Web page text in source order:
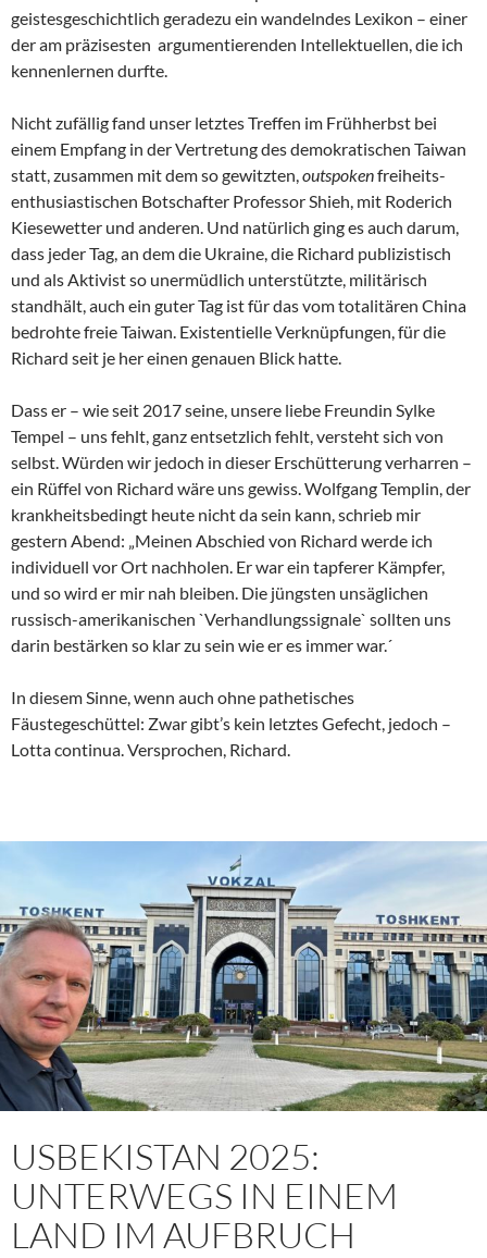
geistesgeschichtlich geradezu ein wandelndes Lexikon – einer
der am präzisesten argumentierenden Intellektuellen, die ich
kennenlernen durfte.
Nicht zufällig fand unser letztes Treffen im Frühherbst bei
einem Empfang in der Vertretung des demokratischen Taiwan
statt, zusammen mit dem so gewitzten,outspokenfreiheits-
enthusiastischen Botschafter Professor Shieh, mit Roderich
Kiesewetter und anderen. Und natürlich ging es auch darum,
dass jeder Tag, an dem die Ukraine, die Richard publizistisch
und als Aktivist so unermüdlich unterstützte, militärisch
standhält, auch ein guter Tag ist für das vom totalitären China
bedrohte freie Taiwan. Existentielle Verknüpfungen, für die
Richard seit je her einen genauen Blick hatte.
Dass er – wie seit 2017 seine, unsere liebe Freundin Sylke
Tempel – uns fehlt, ganz entsetzlich fehlt, versteht sich von
selbst. Würden wir jedoch in dieser Erschütterung verharren –
ein Rüffel von Richard wäre uns gewiss. Wolfgang Templin, der
krankheitsbedingt heute nicht da sein kann, schrieb mir
gestern Abend: „Meinen Abschied von Richard werde ich
individuell vor Ort nachholen. Er war ein tapferer Kämpfer,
und so wird er mir nah bleiben. Die jüngsten unsäglichen
russisch-amerikanischen `Verhandlungssignale` sollten uns
darin bestärken so klar zu sein wie er es immer war.´
In diesem Sinne, wenn auch ohne pathetisches
Fäustegeschüttel: Zwar gibt’s kein letztes Gefecht, jedoch –
Lotta continua. Versprochen, Richard.
USBEKISTAN 2025:
UNTERWEGS IN EINEM
LAND IM AUFBRUCH